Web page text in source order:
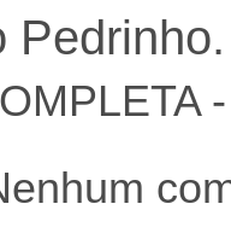
Pedrinho.